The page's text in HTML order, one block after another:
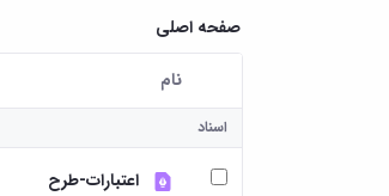
صفحه اصلی
کاربر انتخاب شده
نام
اسناد
اعتبارات-طرح